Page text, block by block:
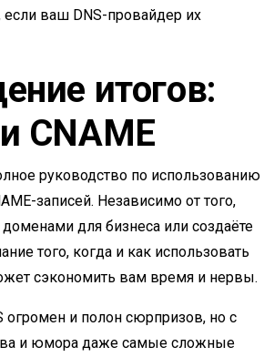
если ваш DNS-провайдер их
итогов:
CNAME
руководство по использованию
записей. Независимо от того,
для бизнеса или создаёте
того, когда и как использовать
сэкономить вам время и нервы.
огромен и полон сюрпризов, но с
и юмора даже самые сложные